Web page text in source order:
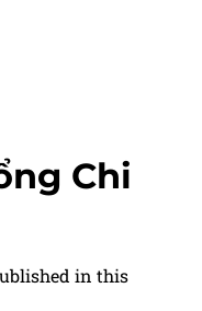
Chi
in this